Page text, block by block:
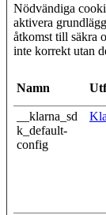
Nödvändiga
aktivera
åtkomst till säkra
inte korrekt utan
Namn
__klarna_sd
k_default-
config